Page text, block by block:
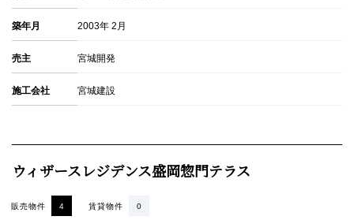
築年月 2003年 2月
売主 宮城開発
施工会社 宮城建設
ウィザースレジデンス盛岡惣門テラス
賃貸物件 0
販売物件 4